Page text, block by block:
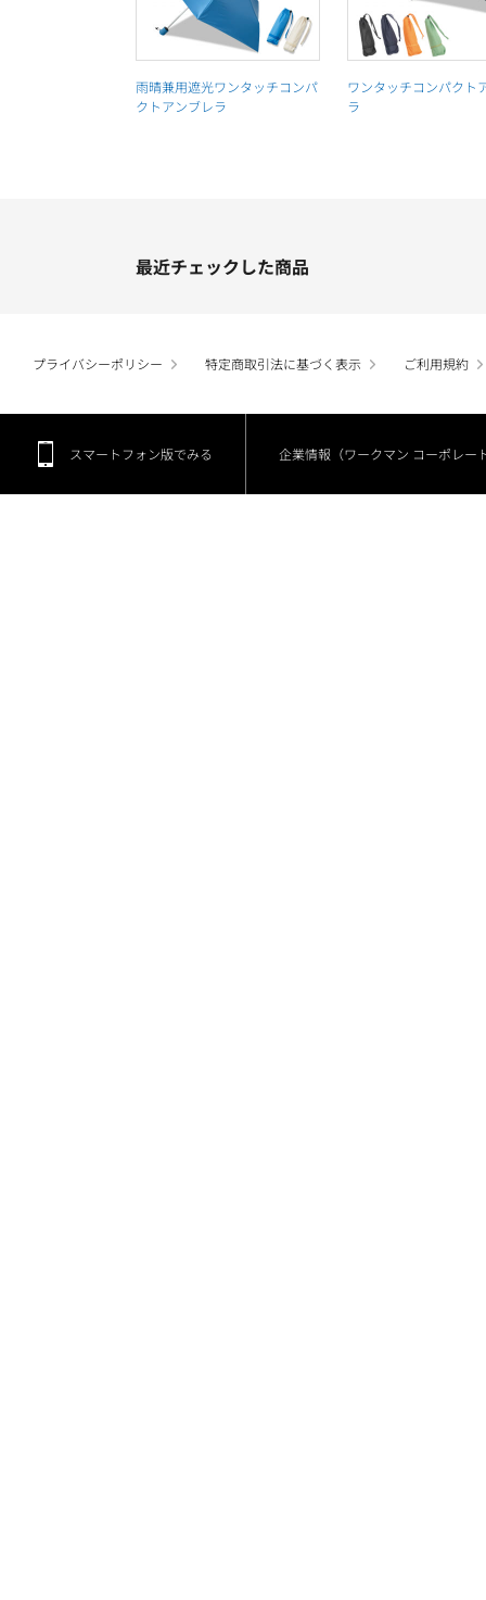
雨晴兼用遮光ワンタッチコンパ
クトアンブレラ
ワンタッチコンパクト
ラ
最近チェックした商品
プライバシーポリシー 特定商取引法に基づく表示 ご利用規約
スマートフォン版でみる 企業情報（ワークマン コーポレー